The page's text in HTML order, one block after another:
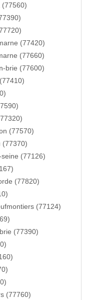
(77560)
(77420)
(77660)
brie (77600)
(77570)
(77370)
(77126)
(77820)
(77124)
(77390)
(77760)